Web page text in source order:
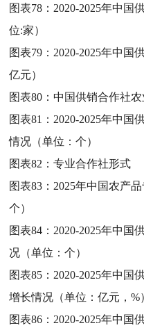
图表78： 2020-2025年中国
位:家）
图表79： 2020-2025年中国
亿元）
图表80：中国供销合作社
图表81： 2020-2025年中国
情况（单位：个）
图表82：专业合作社形式
图表83： 2025年中国农产
个）
图表84： 2020-2025年中国
况（单位：个）
图表85： 2020-2025年中国
增长情况（单位：亿元，%
图表86： 2020-2025年中国